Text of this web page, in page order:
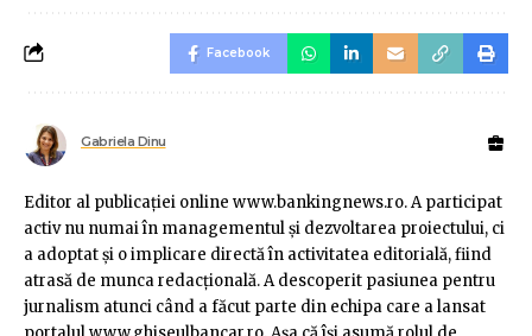
Facebook
Gabriela Dinu
Editor al publicaţiei online www.bankingnews.ro. A participat
activ nu numai în managementul şi dezvoltarea proiectului, ci
a adoptat şi o implicare directă în activitatea editorială, fiind
atrasă de munca redacţională. A descoperit pasiunea pentru
jurnalism atunci când a făcut parte din echipa care a lansat